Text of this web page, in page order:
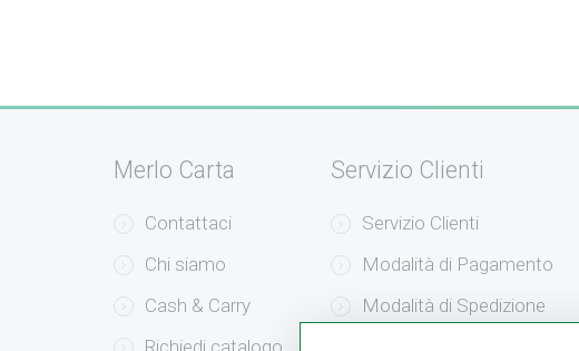
Merlo Carta
Contattaci
Chi siamo
Cash & Carry
Servizio Clienti
Servizio Clienti
Modalità di Pagamento
Modalità di Spedizione